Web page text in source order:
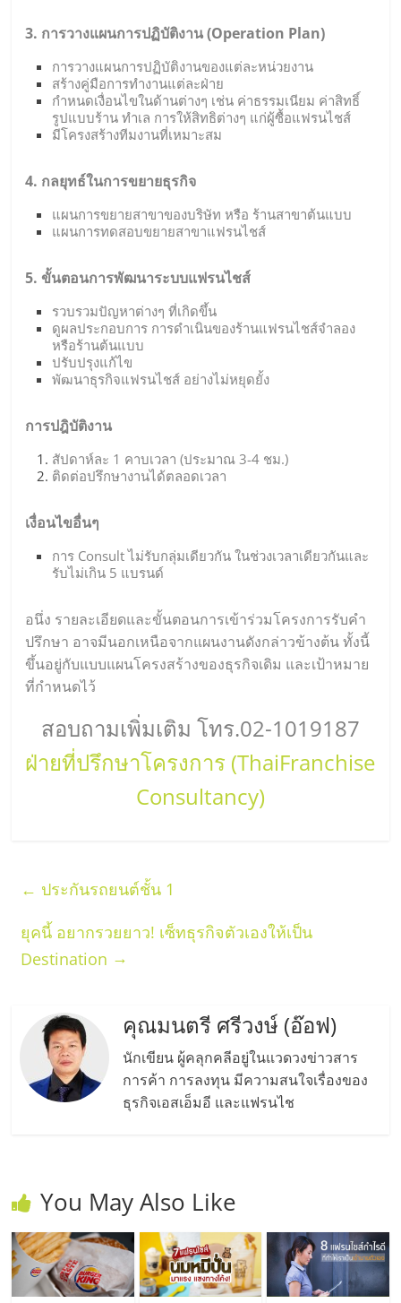
3. การวางแผนการปฏิบัติงาน (Operation Plan)
การวางแผนการปฏิบัติงานของแต่ละหน่วยงาน
สร้างคู่มือการทำงานแต่ละฝ่าย
กำหนดเงื่อนไขในด้านต่างๆ เช่น ค่าธรรมเนียม ค่าสิทธิ์
รูปแบบร้าน ทำเล การให้สิทธิต่างๆ แก่ผู้ซื้อแฟรนไชส์
มีโครงสร้างทีมงานที่เหมาะสม
4. กลยุทธ์ในการขยายธุรกิจ
แผนการขยายสาขาของบริษัท หรือ ร้านสาขาต้นแบบ
แผนการทดสอบขยายสาขาแฟรนไชส์
5. ขั้นตอนการพัฒนาระบบแฟรนไชส์
รวบรวมปัญหาต่างๆ ที่เกิดขึ้น
ดูผลประกอบการ การดำเนินของร้านแฟรนไชส์จำลอง
หรือร้านต้นแบบ
ปรับปรุงแก้ไข
พัฒนาธุรกิจแฟรนไชส์ อย่างไม่หยุดยั้ง
การปฎิบัติงาน
สัปดาห์ละ 1 คาบเวลา (ประมาณ 3-4 ชม.)
ติดต่อปรึกษางานได้ตลอดเวลา
เงื่อนไขอื่นๆ
การ Consult ไม่รับกลุ่มเดียวกัน ในช่วงเวลาเดียวกันและ
รับไม่เกิน 5 แบรนด์
อนึ่ง รายละเอียดและขั้นตอนการเข้าร่วมโครงการรับคำ
ปรึกษา อาจมีนอกเหนือจากแผนงานดังกล่าวข้างต้น ทั้งนี้
ขึ้นอยู่กับแบบแผนโครงสร้างของธุรกิจเดิม และเป้าหมาย
ที่กำหนดไว้
สอบถามเพิ่มเติม โทร.02-1019187
ฝ่ายที่ปรึกษาโครงการ (ThaiFranchise
Consultancy)
← ประกันรถยนต์ชั้น 1
ยุคนี้ อยากรวยยาว! เซ็ทธุรกิจตัวเองให้เป็น
Destination →
คุณมนตรี ศรีวงษ์ (อ๊อฟ)
นักเขียน ผู้คลุกคลีอยู่ในแวดวงข่าวสาร
การค้า การลงทุน มีความสนใจเรื่องของ
ธุรกิจเอสเอ็มอี และแฟรนไช
You May Also Like